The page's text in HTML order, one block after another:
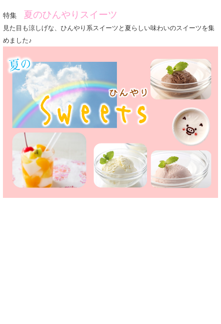
特集 夏のひんやりスイーツ
見た目も涼しげな、ひんやり系スイーツと夏らしい味わいのスイーツを集
めました♪